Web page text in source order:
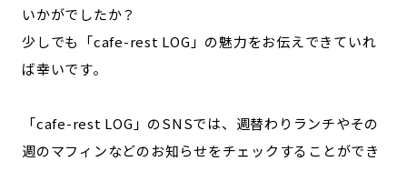
いかがでしたか？
少しでも「cafe-rest LOG」の魅力をお伝えできていれ
ば幸いです。
「cafe-rest LOG」のSNSでは、週替わりランチやその
週のマフィンなどのお知らせをチェックすることができ